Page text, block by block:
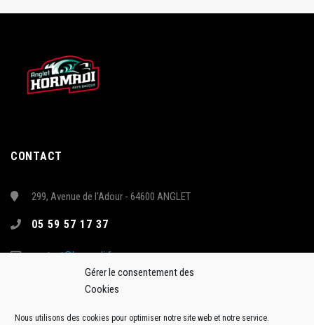
Gérer le consentement des
Cookies
Nous utilisons des cookies pour optimiser notre site web et notre service.
CONTACT
299, Avenue de l'Adour - 64600 ANGLET
05 59 57 17 37
contact@hormadi.fr